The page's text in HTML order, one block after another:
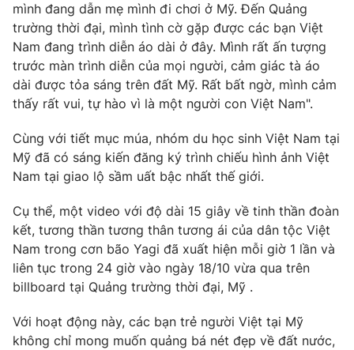
THỜI BÁO VTV
Theo dõi báo trên
Cơ quan báo chí:Thời báo VTV
Giấy phép hoạt động báo in và báo điện tử số 483/GP-BTTTT
cấp ngày 29/12/2023
Tổng Biên tập:Vũ Thanh Thủy
Phó Tổng Biên tập:
Nguyễn Thị Mỹ Hạnh, Phạm Quốc Thắng,
Nguyễn Trọng Ninh
Tổng đài VTV:024.38 355 931 - 024.38 355 932
mình đang dẫn mẹ mình đi chơi ở Mỹ. Đến Quảng
trường thời đại, mình tình cờ gặp được các bạn Việt
Nam đang trình diễn áo dài ở đây. Mình rất ấn tượng
trước màn trình diễn của mọi người, cảm giác tà áo
dài được tỏa sáng trên đất Mỹ. Rất bất ngờ, mình cảm
thấy rất vui, tự hào vì là một người con Việt Nam".
Cùng với tiết mục múa, nhóm du học sinh Việt Nam tại
Mỹ đã có sáng kiến đăng ký trình chiếu hình ảnh Việt
Nam tại giao lộ sầm uất bậc nhất thế giới.
Cụ thể, một video với độ dài 15 giây về tinh thần đoàn
kết, tương thần tương thân tương ái của dân tộc Việt
Nam trong cơn bão Yagi đã xuất hiện mỗi giờ 1 lần và
liên tục trong 24 giờ vào ngày 18/10 vừa qua trên
billboard tại Quảng trường thời đại, Mỹ .
Với hoạt động này, các bạn trẻ người Việt tại Mỹ
không chỉ mong muốn quảng bá nét đẹp về đất nước,